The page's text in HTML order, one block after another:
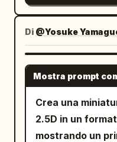
viola recita “新
seconda carta
sopra un enorme
visivo: Key
mescolato con
tecnologico
giapponese in
1 tubo a
barattolo
contenitore
dietro il
senza etichetta,
una leggera
visivo: Sfondo
un fascio di luce
con lunghi
indossa un
Guarda verso la
mano sinistra
in un chiaro
tiene una carta
mano destra.
pelle naturali,
pulita e bordi ritagliati
fumetto bianco
centro, con un
punta in basso
un testo in
per la lamentela
sottolineatura
誤字脱字多すぎる
し、変なところで改
mantenuta.👇 👹
è il seguente: 1.
configurazione
del tuo volto +
generazione
contenuto
leggerà e
Di @Yosuke
Mostra prompt
Crea una
2.5D in un
mostrando un